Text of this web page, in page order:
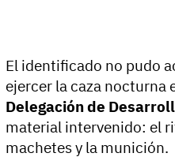
El identificado no pudo
ejercer la caza nocturna
Delegación de
material intervenido: el
machetes y la munición.